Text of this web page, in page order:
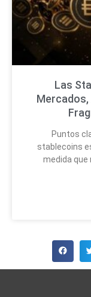
Las
Mercados,
Puntos
stablecoins
medida que